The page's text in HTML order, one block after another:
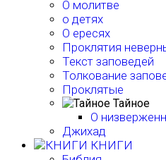
О молитве
о детях
О ересях
Проклятия
Текст заповедей
Толкование
Проклятые
Тайное
О
Джихад
КНИГИ